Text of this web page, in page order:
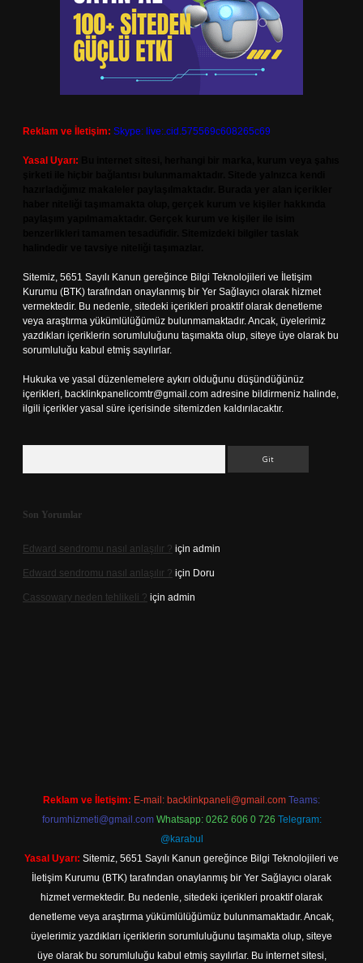
Reklam ve İletişim: Skype: live:.cid.575569c608265c69
Yasal Uyarı:
Sitemiz, 5651 Sayılı Kanun gereğince Bilgi Teknolojileri ve İletişim
Kurumu (BTK) tarafından onaylanmış bir Yer Sağlayıcı olarak hizmet
vermektedir. Bu nedenle, sitedeki içerikleri proaktif olarak denetleme
veya araştırma yükümlülüğümüz bulunmamaktadır. Ancak, üyelerimiz
yazdıkları içeriklerin sorumluluğunu taşımakta olup, siteye üye olarak bu
sorumluluğu kabul etmiş sayılırlar.
Hukuka ve yasal düzenlemelere aykırı olduğunu düşündüğünüz
içerikleri, backlinkpanelicomtr@gmail.com adresine bildirmeniz halinde,
ilgili içerikler yasal süre içerisinde sitemizden kaldırılacaktır.
Son Yorumlar
Edward sendromu nasıl anlaşılır ? için admin
Edward sendromu nasıl anlaşılır ? için Doru
Cassowary neden tehlikeli ? için admin
Reklam ve İletişim: E-mail: backlinkpaneli@gmail.com Teams:
forumhizmeti@gmail.com Whatsapp: 0262 606 0 726 Telegram:
@karabul
Yasal Uyarı: Sitemiz, 5651 Sayılı Kanun gereğince Bilgi Teknolojileri ve
İletişim Kurumu (BTK) tarafından onaylanmış bir Yer Sağlayıcı olarak
hizmet vermektedir. Bu nedenle, sitedeki içerikleri proaktif olarak
denetleme veya araştırma yükümlülüğümüz bulunmamaktadır. Ancak,
üyelerimiz yazdıkları içeriklerin sorumluluğunu taşımakta olup, siteye
üye olarak bu sorumluluğu kabul etmiş sayılırlar. Bu internet sitesi,